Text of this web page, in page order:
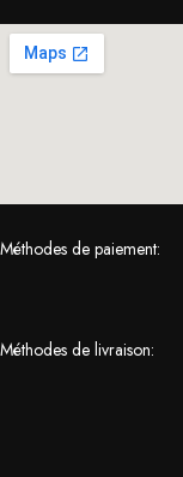
Méthodes de paiement:
Méthodes de livraison: